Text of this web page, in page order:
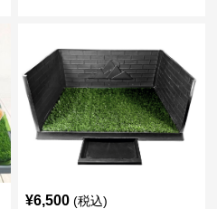
¥6,500 (税込)